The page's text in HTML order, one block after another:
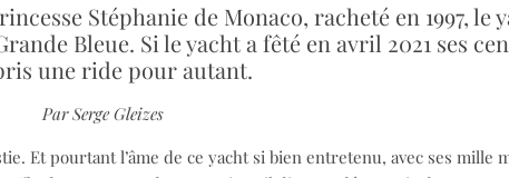
Stéphanie de Monaco, racheté en 1997, le
Bleue. Si le yacht a fêté en avril 2021 ses
une ride pour autant.
Par Serge Gleizes
Et pourtant l’âme de ce yacht si bien entretenu, avec ses mille